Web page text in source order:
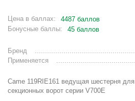
Цена в баллах:
4487 баллов
Бонусные баллы:
45 баллов
Бренд
Применяется
Came 119RIE161 ведущая шестерня
секционных ворот серии V700E